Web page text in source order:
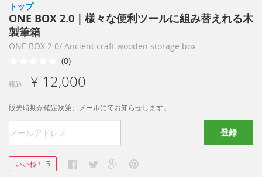
トップ
ONE BOX 2.0｜様々な便利ツールに組み替えれる木
製筆箱
ONE BOX 2.0/ Ancient craft wooden storage box
(0)
税込 ¥ 12,000
販売時期が確定次第、メールにてお知らせします。
登録
いいね！ 5